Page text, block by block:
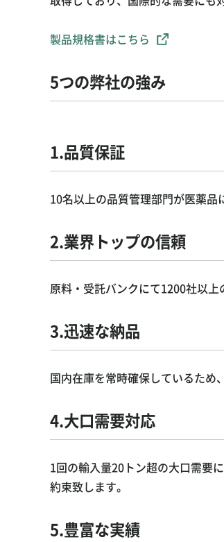
製品規格書はこちら
5つの弊社の強み
1.品質保証
10名以上の品質管理部門が医薬品
2.業界トップの信頼
原料・受託バンクにて1200社以上
3.迅速な納品
国内在庫を常時確保しているため
4.大口需要対応
1回の輸入量20トン超の大口需要
約束致します。
5.豊富な実績